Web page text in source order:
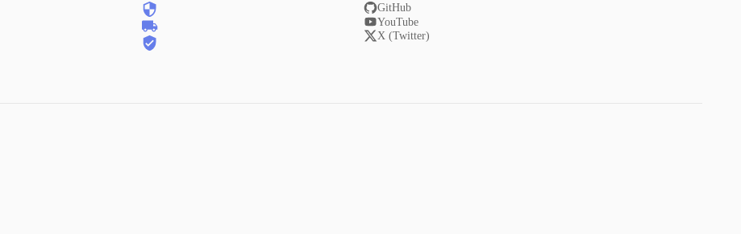
GitHub
YouTube
X (Twitter)